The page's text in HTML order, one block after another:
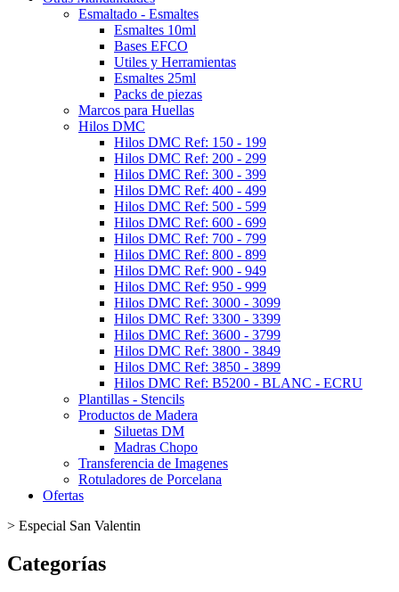
Esmaltado - Esmaltes
Esmaltes 10ml
Bases EFCO
Utiles y Herramientas
Esmaltes 25ml
Packs de piezas
Marcos para Huellas
Hilos DMC
Hilos DMC Ref: 150 - 199
Hilos DMC Ref: 200 - 299
Hilos DMC Ref: 300 - 399
Hilos DMC Ref: 400 - 499
Hilos DMC Ref: 500 - 599
Hilos DMC Ref: 600 - 699
Hilos DMC Ref: 700 - 799
Hilos DMC Ref: 800 - 899
Hilos DMC Ref: 900 - 949
Hilos DMC Ref: 950 - 999
Hilos DMC Ref: 3000 - 3099
Hilos DMC Ref: 3300 - 3399
Hilos DMC Ref: 3600 - 3799
Hilos DMC Ref: 3800 - 3849
Hilos DMC Ref: 3850 - 3899
Hilos DMC Ref: B5200 - BLANC - ECRU
Plantillas - Stencils
Productos de Madera
Siluetas DM
Madras Chopo
Transferencia de Imagenes
Rotuladores de Porcelana
Ofertas
> Especial San Valentin
Categorías